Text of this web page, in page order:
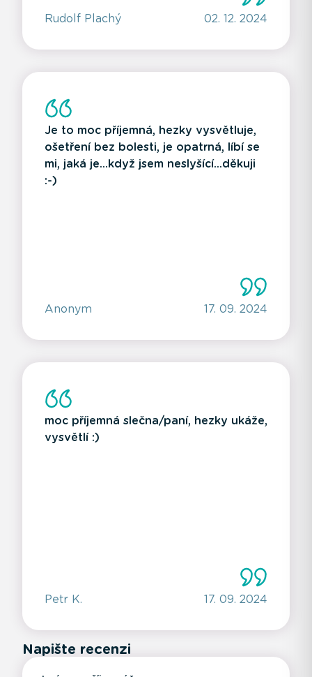
Rudolf Plachý 02. 12. 2024
Je to moc příjemná, hezky vysvětluje,
ošetření bez bolesti, je opatrná, líbí se
mi, jaká je...když jsem neslyšící...děkuji
:-)
Anonym 17. 09. 2024
moc příjemná slečna/paní, hezky ukáže,
vysvětlí :)
Petr K. 17. 09. 2024
Napište recenzi